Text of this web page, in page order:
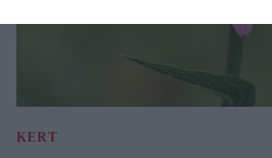
KERT